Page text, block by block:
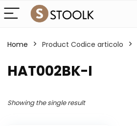
Home Product Codice articolo
‎HAT002BK-I
Showing the single result